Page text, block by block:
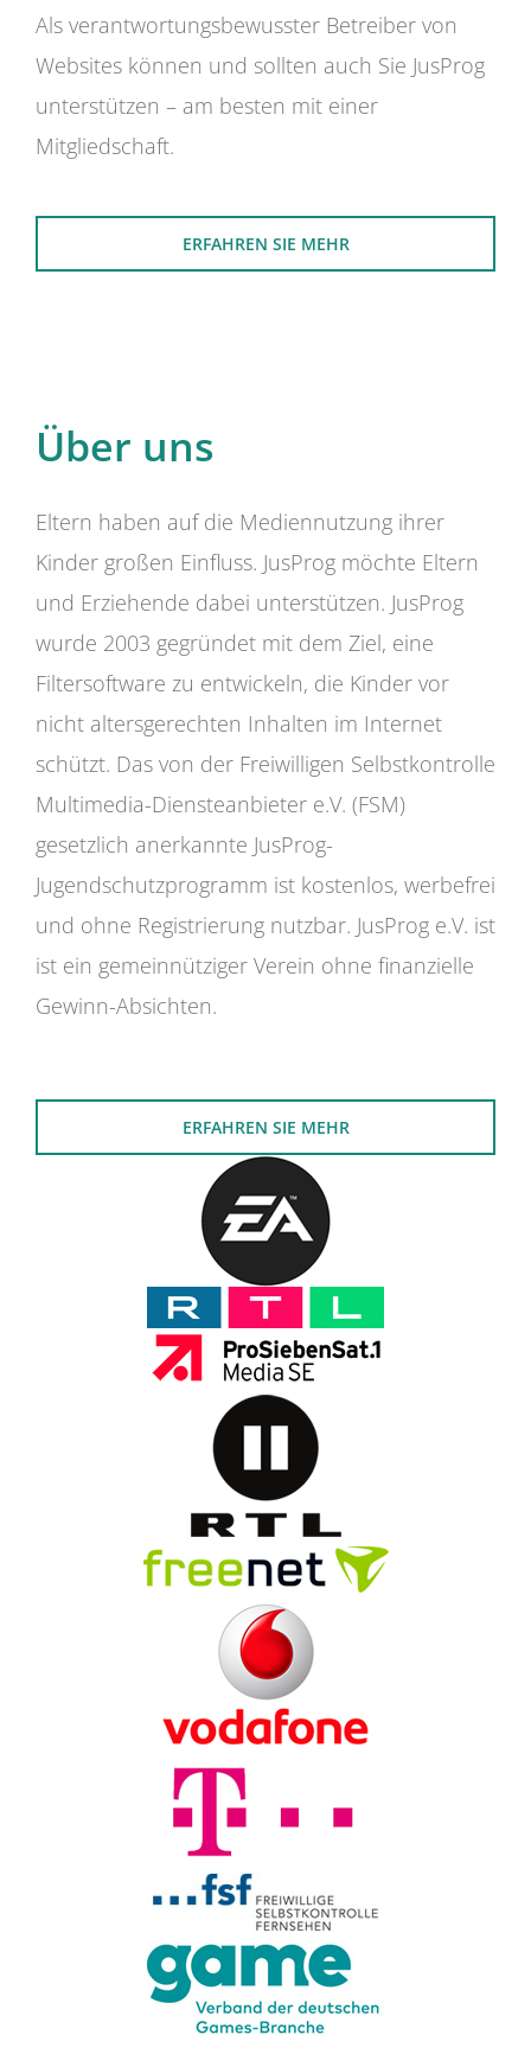
Als verantwortungsbewusster Betreiber von
Websites können und sollten auch Sie JusProg
unterstützen – am besten mit einer
Mitgliedschaft.
ERFAHREN SIE MEHR
Über uns
Eltern haben auf die Mediennutzung ihrer
Kinder großen Einfluss. JusProg möchte Eltern
und Erziehende dabei unterstützen. JusProg
wurde 2003 gegründet mit dem Ziel, eine
Filtersoftware zu entwickeln, die Kinder vor
nicht altersgerechten Inhalten im Internet
schützt. Das von der Freiwilligen Selbstkontrolle
Multimedia-Diensteanbieter e.V. (FSM)
gesetzlich anerkannte JusProg-
Jugendschutzprogramm ist kostenlos, werbefrei
und ohne Registrierung nutzbar. JusProg e.V. ist
ist ein gemeinnütziger Verein ohne finanzielle
Gewinn-Absichten.
ERFAHREN SIE MEHR